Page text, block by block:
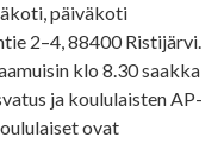
päiväkoti
2–4, 88400 Ristijärvi.
klo 8.30 saakka
ja koululaisten AP-
ovat